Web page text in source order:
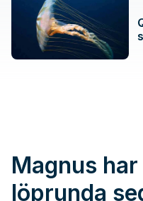
Magnus
löprunda